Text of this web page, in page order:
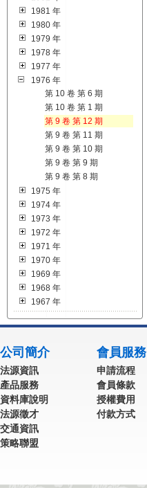
1981 年
1980 年
1979 年
1978 年
1977 年
1976 年
第 10 卷 第 6 期
第 10 卷 第 1 期
第 9 卷 第 12 期
第 9 卷 第 11 期
第 9 卷 第 10 期
第 9 卷 第 9 期
第 9 卷 第 8 期
1975 年
1974 年
1973 年
1972 年
1971 年
1970 年
1969 年
1968 年
1967 年
公司簡介
法源資訊
產品服務
資料庫說明
法源徵才
交通資訊
策略聯盟
會員服務
申請流程
會員條款
授權費用
付款方式